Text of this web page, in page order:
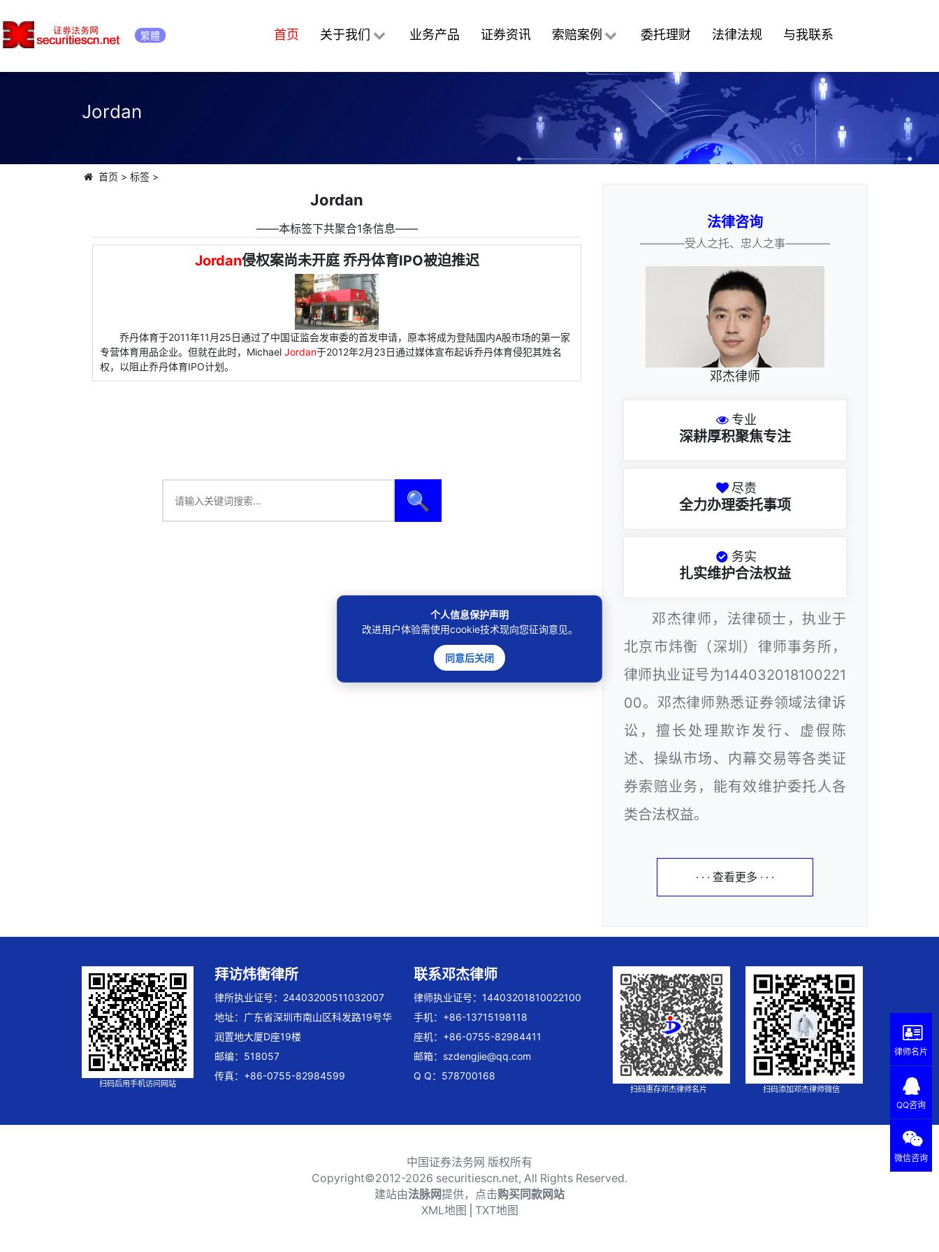
繁體 首页 关于我们 业务产品 证券资讯 索赔案例 委托理财 法律法规 与我联系
Jordan
首页 > 标签>
Jordan
――本标签下共聚合1条信息――
Jordan侵权案尚未开庭 乔丹体育IPO被迫推迟
乔丹体育于2011年11月25日通过了中国证监会发审委的首发申请，原本将成为登陆国内A股市场的第一家
专营体育用品企业。但就在此时，Michael Jordan于2012年2月23日通过媒体宣布起诉乔丹体育侵犯其姓名
权，以阻止乔丹体育IPO计划。
🔍
法律咨询
————受人之托、忠人之事————
邓杰律师
专业
深耕厚积聚焦专注
尽责
全力办理委托事项
务实
扎实维护合法权益
邓杰律师，法律硕士，执业于
北京市炜衡（深圳）律师事务所，
律师执业证号为144032018100221
00。邓杰律师熟悉证券领域法律诉
讼，擅长处理欺诈发行、虚假陈
述、操纵市场、内幕交易等各类证
券索赔业务，能有效维护委托人各
类合法权益。
· · · 查看更多 · · ·
扫码后用手机访问网站
拜访炜衡律所
律所执业证号：24403200511032007
地址：广东省深圳市南山区科发路19号华
润置地大厦D座19楼
邮编：518057
传真：+86-0755-82984599
联系邓杰律师
律师执业证号：14403201810022100
手机：+86-13715198118
座机：+86-0755-82984411
邮箱： szdengjie@qq.com
Q Q：578700168
扫码惠存邓杰律师名片 扫码添加邓杰律师微信
中国证券法务网 版权所有
Copyright©2012-2026 securitiescn.net, All Rights Reserved.
建站由法脉网提供，点击购买同款网站
个人信息保护声明
改进用户体验需使用cookie技术现向您征询意见。
同意后关闭
XML地图 TXT地图
律师名片
QQ咨询
微信咨询